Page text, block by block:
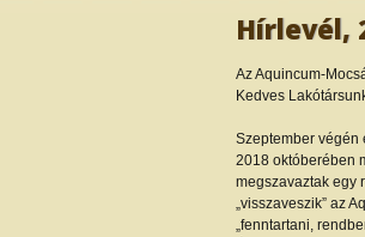
Hírlevél,
Az Aquincum-
Kedves
Szeptember végén
2018 októberében
megszavaztak egy
„visszaveszik” az
„fenntartani,